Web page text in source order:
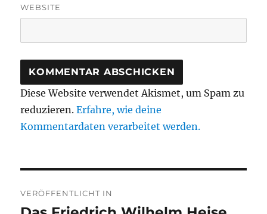
WEBSITE
Diese Website verwendet Akismet, um Spam zu
reduzieren.Erfahre, wie deine
Kommentardaten verarbeitet werden.
VERÖFFENTLICHT IN